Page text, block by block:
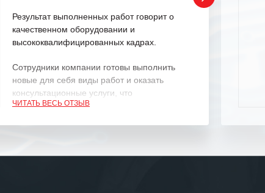
Результат выполненных работ говорит о
качественном оборудовании и
высококвалифицированных кадрах.
Сотрудники компании готовы выполнить
новые для себя виды работ и оказать
консультационные услуги, что
характеризует их как профессионалов
ответственного и надежного поставщика
ЧИТАТЬ ВЕСЬ ОТЗЫВ